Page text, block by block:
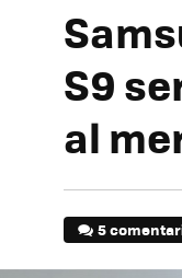
S9
al
5